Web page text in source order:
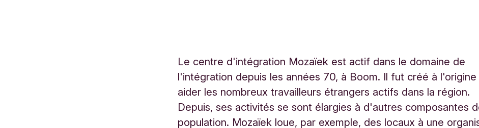
a
2
5
B
Le centre d'intégration Mozaïek est actif dans le domaine de
l'intégration depuis les années 70, à Boom. Il fut créé à
aider les nombreux travailleurs étrangers actifs dans la région.
Depuis, ses activités se sont élargies à d'autres composantes
population. Mozaïek loue, par exemple, des locaux à une